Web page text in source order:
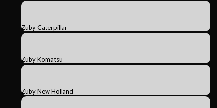
Zuby Caterpillar
Zuby Komatsu
Zuby New Holland